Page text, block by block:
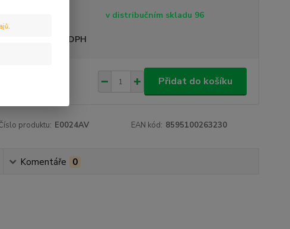
v distribučním skladu 96
Nejsme plátci DPH
Přidat do košíku
produktu: E0024AV EAN kód: 8595100263230
Komentáře 0
.